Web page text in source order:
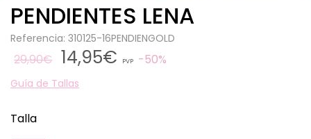
PENDIENTES LENA
Referencia: 310125-16PENDIENGOLD
29,90€ 14,95€ PVP 50%
Guía de Tallas
Talla